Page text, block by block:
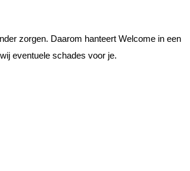
zorgen. Daarom hanteert Welcome in een
eventuele schades voor je.